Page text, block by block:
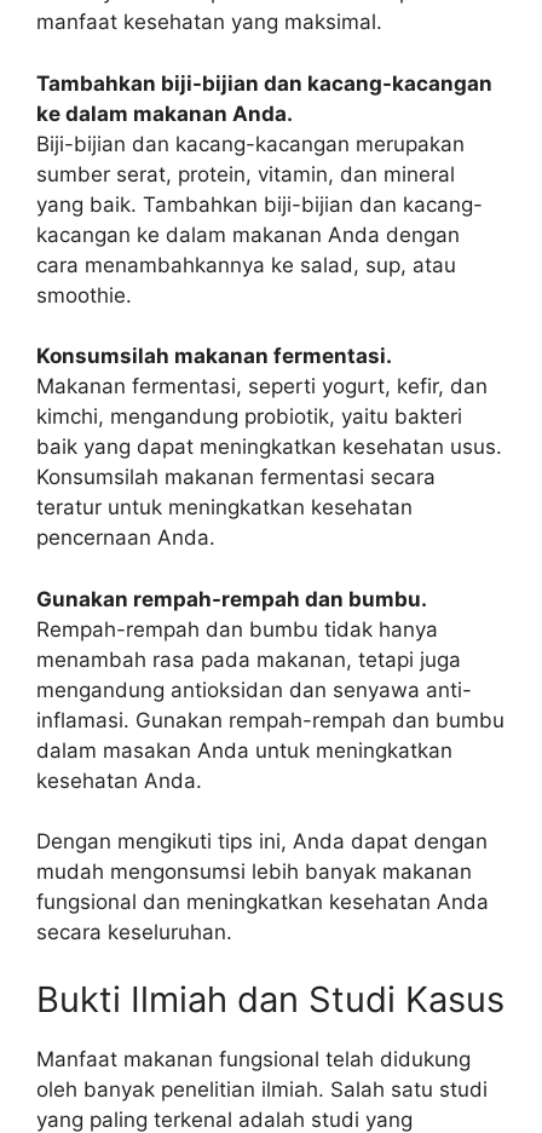
manfaat kesehatan yang maksimal.
Tambahkan biji-bijian dan kacang-kacangan
ke dalam makanan Anda.
Biji-bijian dan kacang-kacangan merupakan
sumber serat, protein, vitamin, dan mineral
yang baik. Tambahkan biji-bijian dan kacang-
kacangan ke dalam makanan Anda dengan
cara menambahkannya ke salad, sup, atau
smoothie.
Konsumsilah makanan fermentasi.
Makanan fermentasi, seperti yogurt, kefir, dan
kimchi, mengandung probiotik, yaitu bakteri
baik yang dapat meningkatkan kesehatan usus.
Konsumsilah makanan fermentasi secara
teratur untuk meningkatkan kesehatan
pencernaan Anda.
Gunakan rempah-rempah dan bumbu.
Rempah-rempah dan bumbu tidak hanya
menambah rasa pada makanan, tetapi juga
mengandung antioksidan dan senyawa anti-
inflamasi. Gunakan rempah-rempah dan bumbu
dalam masakan Anda untuk meningkatkan
kesehatan Anda.
Dengan mengikuti tips ini, Anda dapat dengan
mudah mengonsumsi lebih banyak makanan
fungsional dan meningkatkan kesehatan Anda
secara keseluruhan.
Bukti Ilmiah dan Studi Kasus
Manfaat makanan fungsional telah didukung
oleh banyak penelitian ilmiah. Salah satu studi
yang paling terkenal adalah studi yang